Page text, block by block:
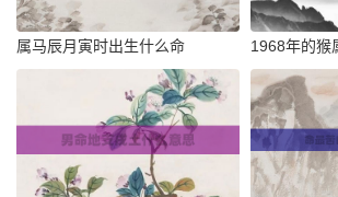
属马辰月寅时出生什么命 1968年的猴